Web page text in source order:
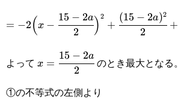
100
=-2\Big(x-\cfrac{15-
{2}\Big)^2+\cfrac{(15-
= −2(x −
2
15 − 2a) 2
+
2
(15 − 2a)2
+
よって
x=\cfrac{15-
x =
2
15 − 2aのとき最大となる。
①の不等式の左側より